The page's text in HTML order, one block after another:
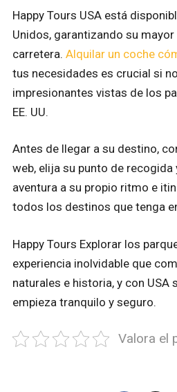
Happy Tours USA está
Unidos, garantizando su
carretera. Alquilar un coche
tus necesidades es crucial si
impresionantes vistas de los
EE. UU.
Antes de llegar a su destino,
web, elija su punto de recogida
aventura a su propio ritmo e
todos los destinos que tenga
Happy Tours Explorar los
experiencia inolvidable que
naturales e historia, y con USA
empieza tranquilo y seguro.
Valora el